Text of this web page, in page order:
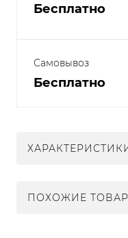
Бесплатно
Самовывоз
Бесплатно
ПОХОЖИЕ